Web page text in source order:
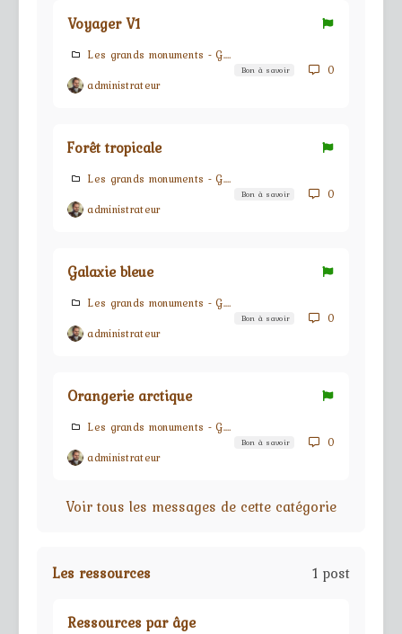
Voyager V1
Les grands monuments - G.M.s
administrateur
Bon à savoir 0
Forêt tropicale
Les grands monuments - G.M.s
administrateur
Bon à savoir 0
Galaxie bleue
Les grands monuments - G.M.s
administrateur
Bon à savoir 0
Orangerie arctique
Les grands monuments - G.M.s
administrateur
Bon à savoir 0
Voir tous les messages de cette catégorie
Les ressources 1 post
Ressources par âge